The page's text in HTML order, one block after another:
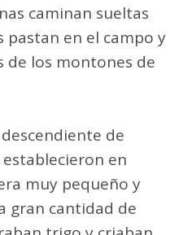
caminan sueltas
pastan en el campo y
de los montones de
de
en
muy pequeño y
gran cantidad de